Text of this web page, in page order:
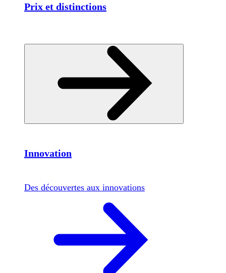
Prix et distinctions
Innovation
Des découvertes aux innovations